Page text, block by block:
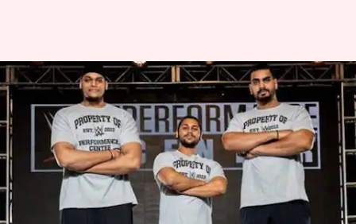
WWE: भारत के इन तीन लड़कों को
मिला कंपनी के परफॉर्मेंस सेंटर में
जाने का मौका
Neeraj Pandey Jan 31, 2020 12:53 pm
क्या है खबर?